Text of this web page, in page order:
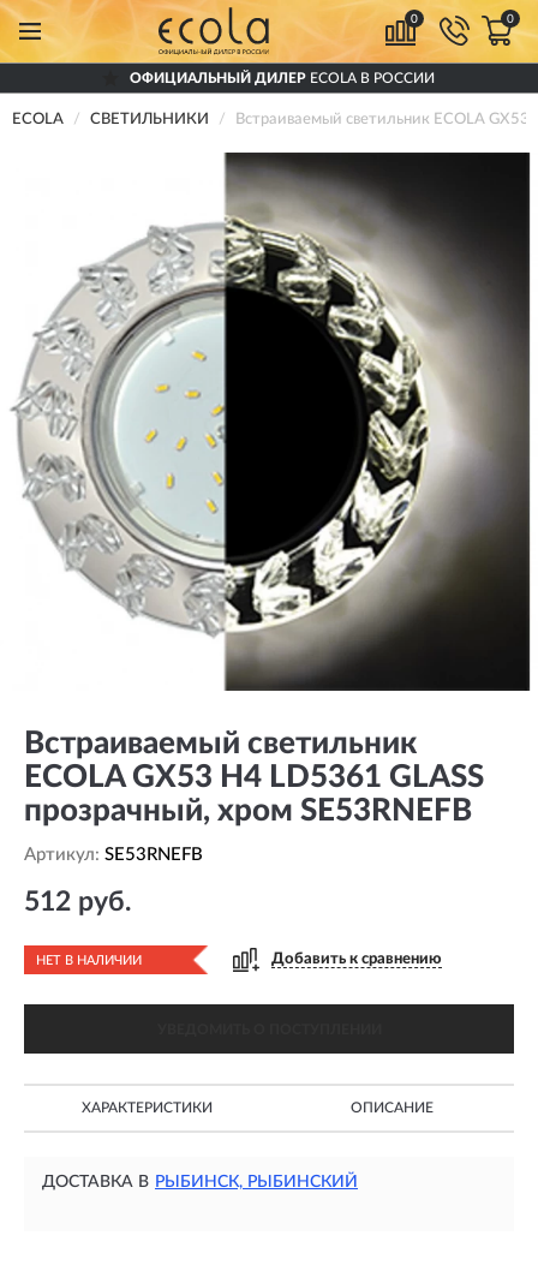
0 0
ОФИЦИАЛЬНЫЙ ДИЛЕРECOLA В РОССИИ
ECOLA СВЕТИЛЬНИКИ Встраиваемый светильник ECOLA GX53
Встраиваемый светильник
ECOLA GX53 H4 LD5361 GLASS
прозрачный, хром SE53RNEFB
Артикул: SE53RNEFB
512 руб.
НЕТ В НАЛИЧИИ Добавить к сравнению
ХАРАКТЕРИСТИКИ ОПИСАНИЕ
ДОСТАВКА В РЫБИНСК, РЫБИНСКИЙ